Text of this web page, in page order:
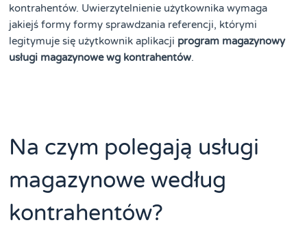
kontrahentów. Uwierzytelnienie użytkownika wymaga
jakiejś formy formy sprawdzania referencji, którymi
legitymuje się użytkownik aplikacji program magazynowy
usługi magazynowe wg kontrahentów.
Na czym polegają usługi
magazynowe według
kontrahentów?